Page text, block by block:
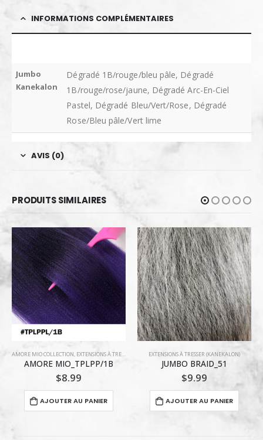
INFORMATIONS COMPLÉMENTAIRES
Jumbo
Kanekalon
Dégradé 1B/rouge/bleu pâle, Dégradé
1B/rouge/rose/jaune, Dégradé Arc-En-Ciel
Pastel, Dégradé Bleu/Vert/Rose, Dégradé
Rose/Bleu pâle/Vert lime
AVIS (0)
PRODUITS SIMILAIRES
AMORE MIO COLLECTION, EXTENSIONS À TRESSER (KANEKALON)
AMORE MIO_TPLPP/1B
$8.99
AJOUTER AU PANIER
EXTENSIONS À TRESSER (KANEKALON)
JUMBO BRAID_51
$9.99
AJOUTER AU PANIER